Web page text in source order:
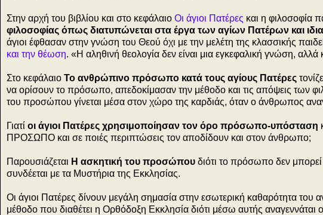
Στην αρχή του βιβλίου και στο κεφάλαιο Οι άγιοι Πατέρες και η φιλοσοφία
φιλοσοφίας όπως διατυπώνεται στα έργα των αγίων Πατέρων και
άγιοι έφθασαν στην γνώση του Θεού όχι με την μελέτη της κλασσικής
και την θέωση. «Η αληθινή θεολογία δεν είναι μια εγκεφαλική γνώση,
Στο κεφάλαιο Το ανθρώπινο πρόσωπο κατά τους αγίους Πατέρες
να ορίσουν το πρόσωπο, απεδοκίμασαν την μέθοδο και τις απόψεις των
του προσώπου γίνεται μέσα στον χώρο της καρδιάς, όταν ο άνθρωπος
Γιατί οι άγιοι Πατέρες χρησιμοποίησαν τον όρο πρόσωπο-υπόσταση
ΠΡΟΣΩΠΟ και σε ποιές περιπτώσεις τον αποδίδουν και στον άνθρωπο;
Παρουσιάζεται Η ασκητική του προσώπου διότι το πρόσωπο δεν
συνδέεται με τα Μυστήρια της Εκκλησίας.
Οι άγιοι Πατέρες δίνουν μεγάλη σημασία στην εσωτερική καθαρότητα του
μέθοδο που διαθέτει η Ορθόδοξη Εκκλησία διότι μέσω αυτής